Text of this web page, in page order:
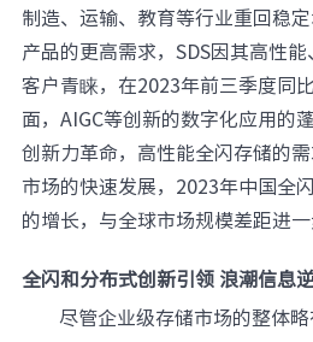
制造、运输、教育等行业重回稳
产品的更高需求，SDS因其高性
客户青睐，在2023年前三季度同
面，AIGC等创新的数字化应用的
创新力革命，高性能全闪存储的
市场的快速发展，2023年中国全
的增长，与全球市场规模差距进一
全闪和分布式创新引领 浪潮信息
尽管企业级存储市场的整体